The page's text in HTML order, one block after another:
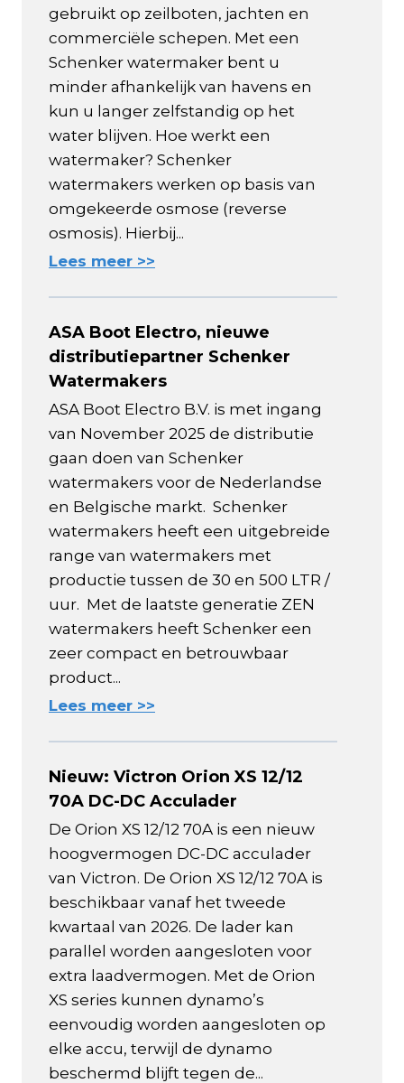
gebruikt op zeilboten, jachten en
commerciële schepen. Met een
Schenker watermaker bent u
minder afhankelijk van havens en
kun u langer zelfstandig op het
water blijven. Hoe werkt een
watermaker? Schenker
watermakers werken op basis van
omgekeerde osmose (reverse
osmosis). Hierbij...
Lees meer >>
ASA Boot Electro, nieuwe
distributiepartner Schenker
Watermakers
ASA Boot Electro B.V. is met ingang
van November 2025 de distributie
gaan doen van Schenker
watermakers voor de Nederlandse
en Belgische markt. Schenker
watermakers heeft een uitgebreide
range van watermakers met
productie tussen de 30 en 500 LTR /
uur. Met de laatste generatie ZEN
watermakers heeft Schenker een
zeer compact en betrouwbaar
product...
Lees meer >>
Nieuw: Victron Orion XS 12/12
70A DC-DC Acculader
De Orion XS 12/12 70A is een nieuw
hoogvermogen DC-DC acculader
van Victron. De Orion XS 12/12 70A is
beschikbaar vanaf het tweede
kwartaal van 2026. De lader kan
parallel worden aangesloten voor
extra laadvermogen. Met de Orion
XS series kunnen dynamo’s
eenvoudig worden aangesloten op
elke accu, terwijl de dynamo
beschermd blijft tegen de...